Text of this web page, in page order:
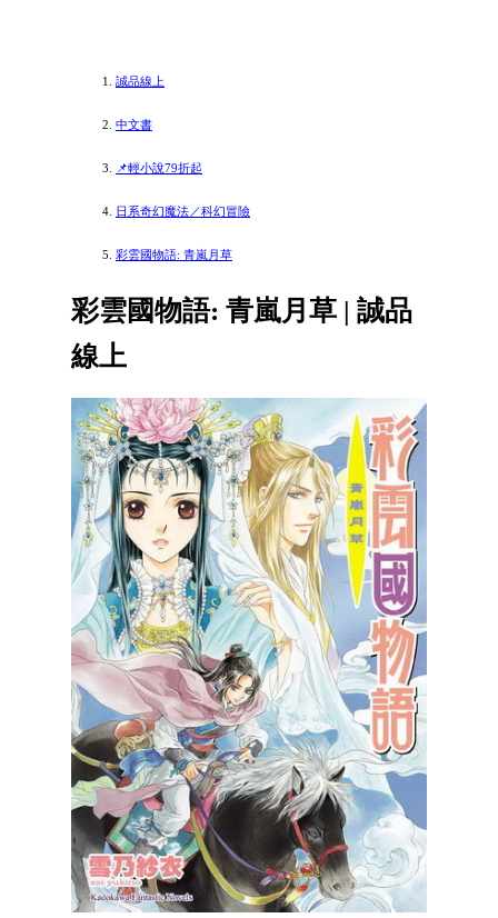
誠品線上
中文書
📌輕小說79折起
日系奇幻魔法／科幻冒險
彩雲國物語: 青嵐月草
彩雲國物語: 青嵐月草 | 誠品
線上